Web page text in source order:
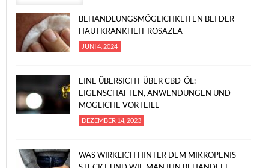
BEHANDLUNGSMÖGLICHKEITEN BEI DER
HAUTKRANKHEIT ROSAZEA
JUNI 4, 2024
EINE ÜBERSICHT ÜBER CBD-ÖL:
EIGENSCHAFTEN, ANWENDUNGEN UND
MÖGLICHE VORTEILE
DEZEMBER 14, 2023
WAS WIRKLICH HINTER DEM MIKROPENIS